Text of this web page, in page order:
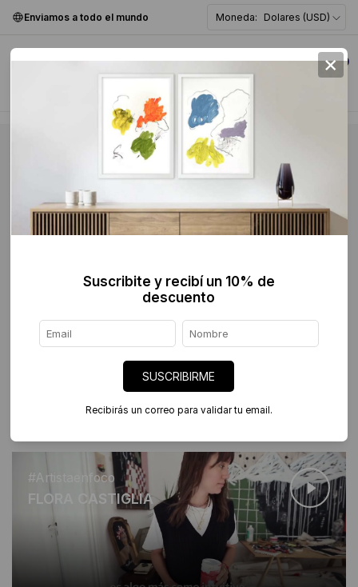
Enviamos a todo el mundo Moneda: Dolares (USD)
0
Ver nota a Flora Castiglia
#Artistaenfoco
FLORA CASTIGLIA
×
Suscribite y recibí un 10% de
descuento
SUSCRIBIRME
Recibirás un correo para validar tu email.